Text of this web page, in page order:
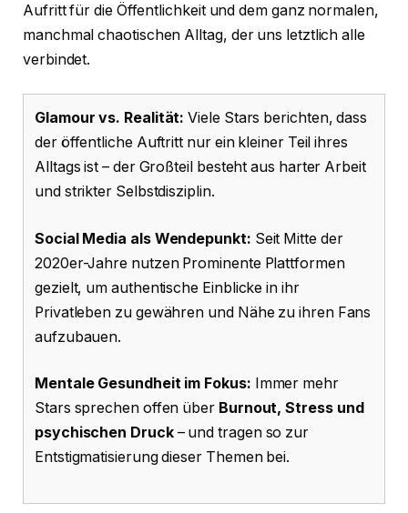
Aufritt für die Öffentlichkeit und dem ganz normalen,
manchmal chaotischen Alltag, der uns letztlich alle
verbindet.
Glamour vs. Realität: Viele Stars berichten, dass
der öffentliche Auftritt nur ein kleiner Teil ihres
Alltags ist – der Großteil besteht aus harter Arbeit
und strikter Selbstdisziplin.
Social Media als Wendepunkt: Seit Mitte der
2020er-Jahre nutzen Prominente Plattformen
gezielt, um authentische Einblicke in ihr
Privatleben zu gewähren und Nähe zu ihren Fans
aufzubauen.
Mentale Gesundheit im Fokus: Immer mehr
Stars sprechen offen über Burnout, Stress und
psychischen Druck– und tragen so zur
Entstigmatisierung dieser Themen bei.